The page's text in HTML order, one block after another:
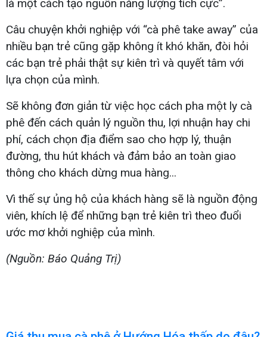
là một cách tạo nguồn năng lượng tích cực”.
Câu chuyện khởi nghiệp với “cà phê take away” của
nhiều bạn trẻ cũng gặp không ít khó khăn, đòi hỏi
các bạn trẻ phải thật sự kiên trì và quyết tâm với
lựa chọn của mình.
Sẽ không đơn giản từ việc học cách pha một ly cà
phê đến cách quản lý nguồn thu, lợi nhuận hay chi
phí, cách chọn địa điểm sao cho hợp lý, thuận
đường, thu hút khách và đảm bảo an toàn giao
thông cho khách dừng mua hàng...
Vì thế sự ủng hộ của khách hàng sẽ là nguồn động
viên, khích lệ để những bạn trẻ kiên trì theo đuổi
ước mơ khởi nghiệp của mình.
(Nguồn: Báo Quảng Trị)